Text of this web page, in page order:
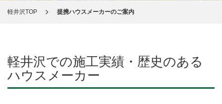
軽井沢TOP 提携ハウスメーカーのご案内
軽井沢での施工実績・歴史のある
ハウスメーカー